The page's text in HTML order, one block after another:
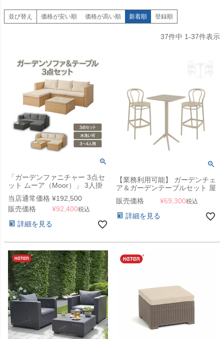
並び替え 価格が安い順 価格が高い順 新着順 登録順
37件中 1-37件表示
「ガーデンファニチャー 3点セ
ット ムーア（Moor）」 3人掛
けソファ オットマン テーブル
セット
当店通常価格 ¥192,500
販売価格
¥92,400税込
詳細を見る
【業務利用可能】 ガーデンチェ
ア＆ガーデンテーブルセット 屋
外 「SE SKY エスイー スカイ
フォールディング バーテーブル
60×60 ＆ VICTOR ヴィクター
バーチェア 3点セット」
販売価格 ¥69,300税込
詳細を見る